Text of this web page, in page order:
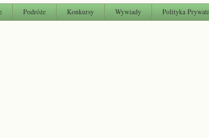
Podróże Konkursy Wywiady Polityka